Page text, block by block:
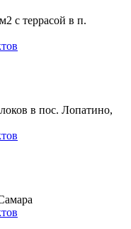
с террасой в п.
в пос. Лопатино,